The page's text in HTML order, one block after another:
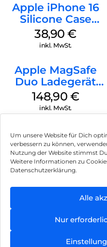
Um unsere Website für Dich
verbessern zu können,
Nutzung der Website stimmst
Weitere Informationen zu
Datenschutzerklärung.
Alle
Nur
Apple iPhone 16
Silicone Case
MagSafe
Ultramarine
38,90€
inkl. MwSt.
Apple MagSafe
Duo Ladegerät
Weiß
148,90 €
inkl. MwSt.
Impressum
Hinweis zur
Können wir